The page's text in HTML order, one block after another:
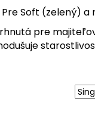
Soft (zelený)
pre